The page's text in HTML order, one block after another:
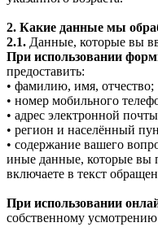
2. Какие данные мы
2.1. Данные, которые вы
При использовании
предоставить:
• фамилию, имя, отчество;
• номер мобильного
• адрес электронной
• регион и населённый
• содержание вашего
иные данные, которые вы
включаете в текст
При использовании
собственному